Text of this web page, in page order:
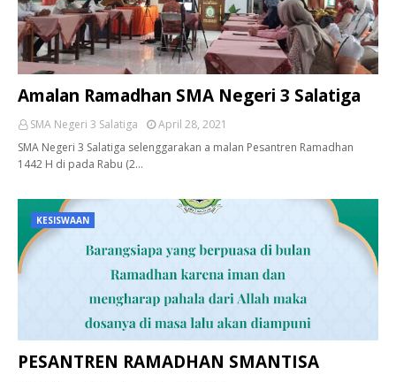
Amalan Ramadhan SMA Negeri 3 Salatiga
SMA Negeri 3 Salatiga
April 28, 2021
SMA Negeri 3 Salatiga selenggarakan a malan Pesantren Ramadhan
1442 H di pada Rabu (2…
KESISWAAN
PESANTREN RAMADHAN SMANTISA